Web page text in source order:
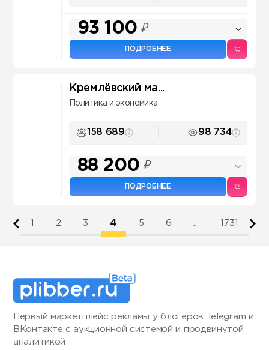
93 100 ₽
ПОДРОБНЕЕ
Кремлёвский ма...
Политика и экономика
158 689 98 734
88 200 ₽
ПОДРОБНЕЕ
2 3 4 5 6 1731
Первый маркетплейс рекламы у блогеров Telegram и
ВКонтакте с аукционной системой и продвинутой
аналитикой